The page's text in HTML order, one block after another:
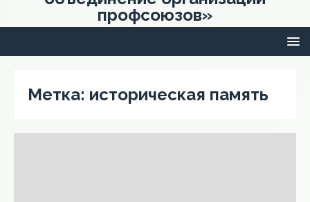
профсоюзов»
Метка: историческая память